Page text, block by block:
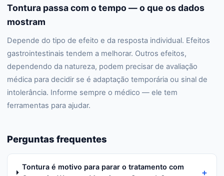
Tontura passa com o tempo — o que os dados
mostram
Depende do tipo de efeito e da resposta individual. Efeitos
gastrointestinais tendem a melhorar. Outros efeitos,
dependendo da natureza, podem precisar de avaliação
médica para decidir se é adaptação temporária ou sinal de
intolerância. Informe sempre o médico — ele tem
ferramentas para ajudar.
Perguntas frequentes
Tontura é motivo para parar o tratamento com
+